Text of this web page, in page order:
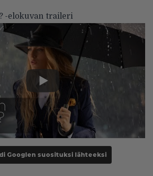
-elokuvan traileri
Googlen suosituksi lähteeksi